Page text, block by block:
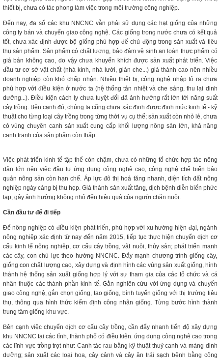
thiết bị, chưa có tác phong làm việc trong môi trường công nghiệp.
Đến nay, đa số các khu NNCNC vẫn phải sử dụng các hạt giống của những
công ty bán và chuyển giao công nghệ. Các giống trong nước chưa có kết quả
tốt, chưa xác định được bộ giống phù hợp để chủ động trong sản xuất và tiêu
thụ sản phẩm. Sản phẩm có chất lượng, bảo đảm vệ sinh an toàn thực phẩm có
giá bán không cao, do vậy chưa khuyến khích được sản xuất phát triển. Việc
đầu tư cơ sở vật chất (nhà kính, nhà lưới, giàn che...) giá thành cao nên nhiều
doanh nghiệp còn khó chấp nhận. Nhiều thiết bị, công nghệ nhập tỏ ra chưa
phù hợp với điều kiện ở nước ta (hệ thống tản nhiệt và che sáng, thu lại dinh
dưỡng...). Điều kiện cách ly chưa tuyệt đối đã ảnh hưởng rất lớn tới năng suất
cây trồng. Bên cạnh đó, chúng ta cũng chưa xác định được định mức kinh tế - kỹ
thuật cho từng loại cây trồng trong từng thời vụ cụ thể; sản xuất còn nhỏ lẻ, chưa
có vùng chuyên canh sản xuất cung cấp khối lượng nông sản lớn, khả năng
cạnh tranh của sản phẩm còn thấp.
Việc phát triển kinh tế tập thể còn chậm, chưa có những tổ chức hợp tác nông
dân lớn nên việc đầu tư ứng dụng công nghệ cao, công nghệ chế biến bảo
quản nông sản còn hạn chế. Áp lực đô thị hoá tăng nhanh, diện tích đất nông
nghiệp ngày càng bị thu hẹp. Giá thành sản xuất tăng, dịch bệnh diễn biến phức
tạp, gây ảnh hưởng không nhỏ đến hiệu quả của người chăn nuôi.
Cần đầu tư để đi tiếp
Để nông nghiệp có điều kiện phát triển, phù hợp với xu hướng hiện đại, ngành
nông nghiệp xác định từ nay đến năm 2015, tiếp tục thực hiện chuyển dịch cơ
cấu kinh tế nông nghiệp, cơ cấu cây trồng, vật nuôi, thủy sản; phát triển mạnh
các cây, con chủ lực theo hướng NNCNC. Đẩy mạnh chương trình giống cây,
giống con chất lượng cao, xây dựng và định hình các vùng sản xuất giống, hình
thành hệ thống sản xuất giống hợp lý với sự tham gia của các tổ chức và cá
nhân thuộc các thành phần kinh tế. Gắn nghiên cứu với ứng dụng và chuyển
giao công nghệ, gắn chọn giống, tạo giống, bình tuyển giống với thị trường tiêu
thụ, thông qua hình thức kiểm định công nhận giống. Từng bước hình thành
trung tâm giống khu vực.
Bên cạnh việc chuyển dịch cơ cấu cây trồng, cần đẩy nhanh tiến độ xây dựng
khu NNCNC tại các tỉnh, thành phố có điều kiện. ứng dụng công nghệ cao trong
các lĩnh vực trồng trọt như: Canh tác rau bằng kỹ thuật thuỷ canh và màng dinh
dưỡng; sản xuất các loại hoa, cây cảnh và cây ăn trái sạch bệnh bằng công